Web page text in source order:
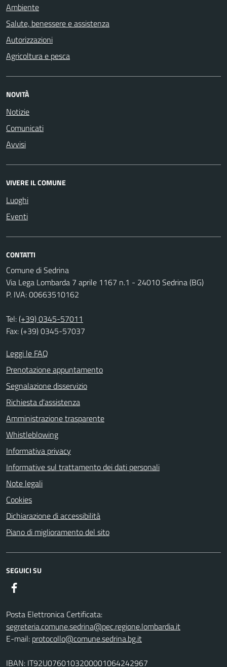
Ambiente
Salute, benessere e assistenza
Autorizzazioni
Agricoltura e pesca
NOVITÀ
Notizie
Comunicati
Avvisi
VIVERE IL COMUNE
Luoghi
Eventi
CONTATTI
Comune di Sedrina
Via Lega Lombarda 7 aprile 1167 n.1 - 24010 Sedrina (BG)
P. IVA: 00663510162
Tel:(+39) 0345-57011
Fax: (+39) 0345-57037
Leggi le FAQ
Prenotazione appuntamento
Segnalazione disservizio
Richiesta d'assistenza
Amministrazione trasparente
Whistleblowing
Informativa privacy
Informative sul trattamento dei dati personali
Note legali
Cookies
Dichiarazione di accessibilità
Piano di miglioramento del sito
SEGUICI SU
Posta Elettronica Certificata:
segreteria.comune.sedrina@pec.regione.lombardia.it
E-mail: protocollo@comune.sedrina.bg.it
IBAN: IT92U0760103200001064242967